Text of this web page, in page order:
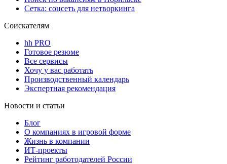
Сетка: соцсеть для нетворкинга
Соискателям
hh PRO
Готовое резюме
Все сервисы
Хочу у вас работать
Производственный календарь
Экспертная рекомендация
Новости и статьи
Блог
О компаниях в игровой форме
Жизнь в компании
ИТ-проекты
Рейтинг работодателей России